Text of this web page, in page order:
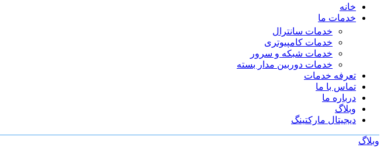
خانه
خدمات ما
خدمات سانترال
خدمات کامپیوتری
خدمات شبکه و سرور
خدمات دوربین مدار بسته
تعرفه خدمات
تماس با ما
درباره ما
وبلاگ
دیجیتال مارکتینگ
وبلاگ